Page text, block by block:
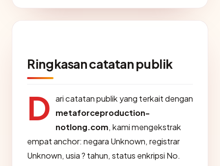
Ringkasan catatan publik
D ari catatan publik yang terkait dengan
metaforceproduction-
notlong.com, kami mengekstrak
empat anchor: negara Unknown, registrar
Unknown, usia ? tahun, status enkripsi No.